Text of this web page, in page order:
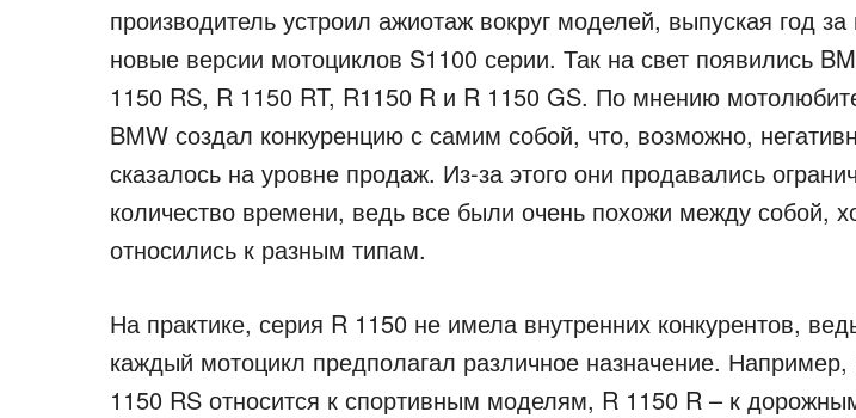
производитель устроил ажиотаж вокруг моделей, выпуская год за
новые версии мотоциклов S1100 серии. Так на свет появились
1150 RS, R 1150 RT, R1150 R и R 1150 GS. По мнению
BMW создал конкуренцию с самим собой, что, возможно,
сказалось на уровне продаж. Из-за этого они продавались
количество времени, ведь все были очень похожи между собой,
относились к разным типам.
На практике, серия R 1150 не имела внутренних конкурентов,
каждый мотоцикл предполагал различное назначение.
1150 RS относится к спортивным моделям, R 1150 R – к